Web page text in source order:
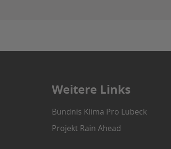
Weitere Links
Bündnis Klima Pro Lübeck
Projekt Rain Ahead